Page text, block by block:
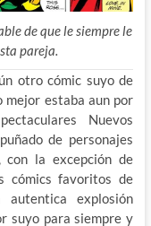
de que le siempre le
pareja.
otro cómic suyo de
mejor estaba aun por
Nuevos
de personajes
con la excepción de
cómics favoritos de
explosión
suyo para siempre y